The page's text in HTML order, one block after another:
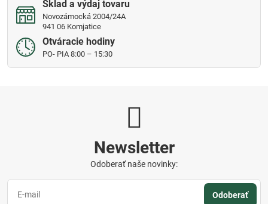
Sklad a výdaj tovaru
Novozámocká 2004/24A
941 06 Komjatice
Otváracie hodiny
PO- PIA 8:00 – 15:30
Newsletter
Odoberať naše novinky:
Odoberať